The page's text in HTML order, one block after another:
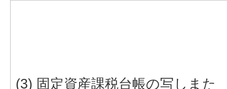
(3) 固定資産課税台帳の写しまた